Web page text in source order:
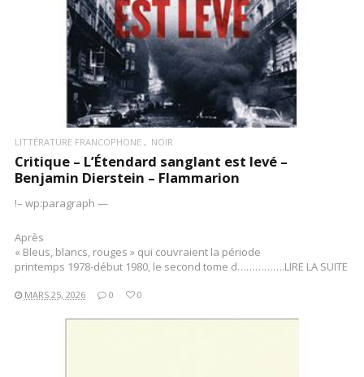
LITTÉRATURE FRANCOPHONE NOIR
Critique – L’Étendard sanglant est levé –
Benjamin Dierstein – Flammarion
!– wp:paragraph —
Après
« Bleus, blancs, rouges » qui couvraient la période
printemps 1978-début 1980, le second tome d…………….LIRE LA SUITE
MARS 25, 2026 0 0